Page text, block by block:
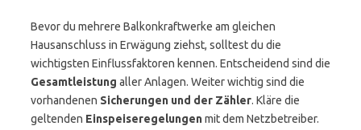
Bevor du mehrere Balkonkraftwerke am gleichen
Hausanschluss in Erwägung ziehst, solltest du die
wichtigsten Einflussfaktoren kennen. Entscheidend sind die
Gesamtleistung aller Anlagen. Weiter wichtig sind die
vorhandenen Sicherungen und der Zähler. Kläre die
geltenden Einspeiseregelungenmit dem Netzbetreiber.